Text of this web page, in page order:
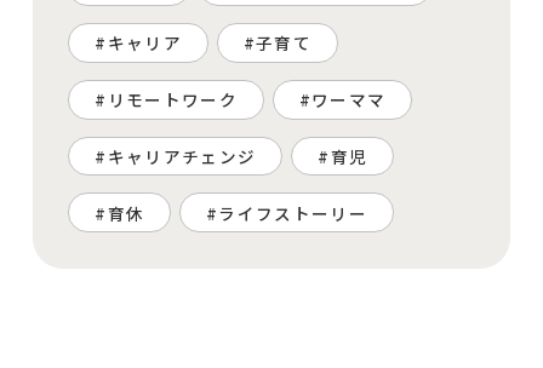
キャリア 子育て
リモートワーク ワーママ
キャリアチェンジ 育児
育休 ライフストーリー